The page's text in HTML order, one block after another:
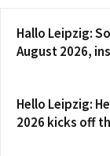
Hallo Leipzig:
August 2026,
Hello Leipzig:
2026 kicks off